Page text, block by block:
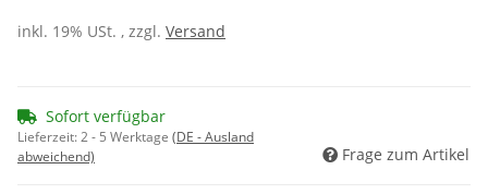
inkl. 19% USt. , zzgl. Versand
Sofort verfügbar
Lieferzeit:2 - 5 Werktage (DE - Ausland
abweichend)
Frage zum Artikel